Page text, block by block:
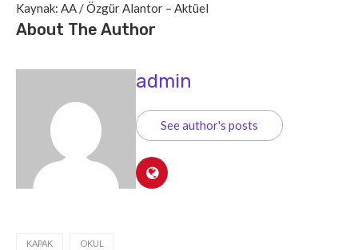
Kaynak: AA / Özgür Alantor – Aktüel
About The Author
admin
See author's posts
KAPAK OKUL